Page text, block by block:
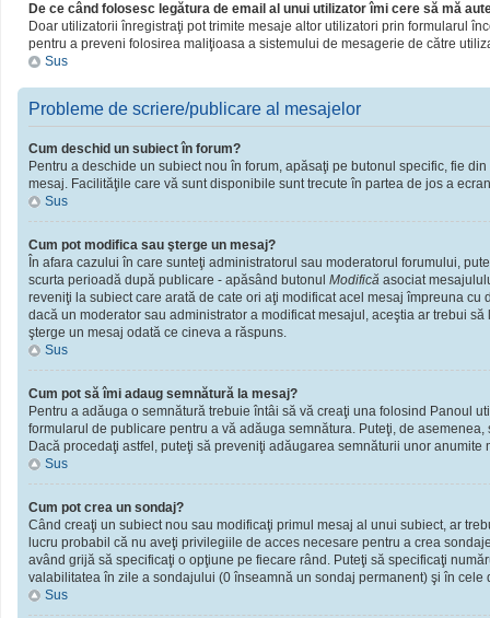
De ce când folosesc legătura de email al unui utilizator îmi cere să mă
Doar utilizatorii înregistraţi pot trimite mesaje altor utilizatori prin formularul
pentru a preveni folosirea maliţioasa a sistemului de mesagerie de către
Sus
Probleme de scriere/publicare al mesajelor
Cum deschid un subiect în forum?
Pentru a deschide un subiect nou în forum, apăsaţi pe butonul specific, fie
mesaj. Facilităţile care vă sunt disponibile sunt trecute în partea de jos a
Sus
Cum pot modifica sau şterge un mesaj?
În afara cazului în care sunteţi administratorul sau moderatorul forumului,
scurta perioadă după publicare - apăsând butonul Modifică asociat
reveniţi la subiect care arată de cate ori aţi modificat acel mesaj împreuna
dacă un moderator sau administrator a modificat mesajul, aceştia ar trebui
şterge un mesaj odată ce cineva a răspuns.
Sus
Cum pot să îmi adaug semnătură la mesaj?
Pentru a adăuga o semnătură trebuie întâi să vă creaţi una folosind Panoul
formularul de publicare pentru a vă adăuga semnătura. Puteţi, de
Dacă procedaţi astfel, puteţi să preveniţi adăugarea semnăturii unor
Sus
Cum pot crea un sondaj?
Când creaţi un subiect nou sau modificaţi primul mesaj al unui subiect, ar
lucru probabil că nu aveţi privilegiile de acces necesare pentru a crea
având grijă să specificaţi o opţiune pe fiecare rând. Puteţi să specificaţi
valabilitatea în zile a sondajului (0 înseamnă un sondaj permanent) şi în
Sus